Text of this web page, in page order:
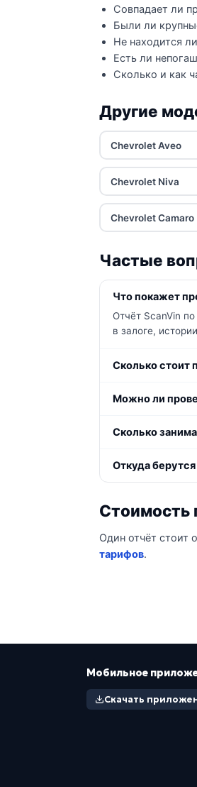
Совпадает ли
Были ли
Не находится
Есть ли
Сколько и как
Другие
Chevrolet Aveo
Chevrolet Niva
Chevrolet Camaro
Частые
Что покажет
Отчёт ScanVin
в залоге,
Сколько стоит
Можно ли
Сколько
Откуда
Стоимость
Один отчёт стоит
тарифов.
Мобильное
Скачать